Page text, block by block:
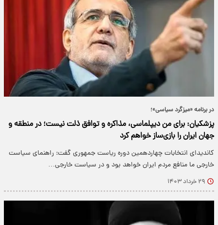
در برنامه «میزگرد سیاسی»؛
پزشکیان: برای من دیپلماسی، مذاکره و توافق ذلت نیست؛ در منطقه و
جهان ایران را بازی‌ساز خواهم کرد
کاندیدای انتخابات چهاردهمین دوره ریاست جمهوری گفت: راهنمای سیاست
خارجی ما منافع مردم ایران خواهد بود و در سیاست خارجی…
۲۹ خرداد ۱۴۰۳